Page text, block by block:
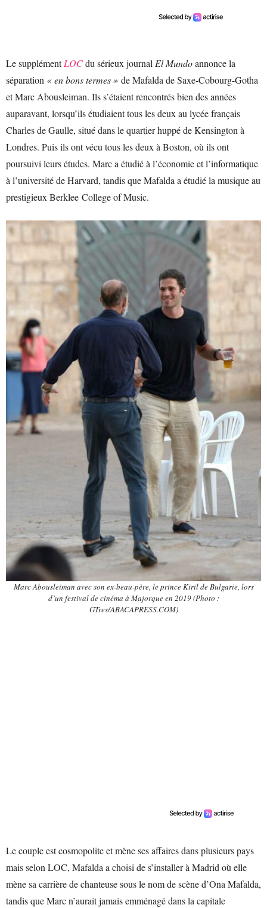
Le supplémentLOCdu sérieux journalEl Mundoannonce la
séparation « en bons termes » de Mafalda de Saxe-Cobourg-Gotha
et Marc Abousleiman. Ils s’étaient rencontrés bien des années
auparavant, lorsqu’ils étudiaient tous les deux au lycée français
Charles de Gaulle, situé dans le quartier huppé de Kensington à
Londres. Puis ils ont vécu tous les deux à Boston, où ils ont
poursuivi leurs études. Marc a étudié à l’économie et l’informatique
à l’université de Harvard, tandis que Mafalda a étudié la musique au
prestigieux Berklee College of Music.
Marc Abousleiman avec son ex-beau-père, le prince Kiril de Bulgarie, lors
d’un festival de cinéma à Majorque en 2019 (Photo :
GTres/ABACAPRESS.COM)
Le couple est cosmopolite et mène ses affaires dans plusieurs pays
mais selon LOC, Mafalda a choisi de s’installer à Madrid où elle
mène sa carrière de chanteuse sous le nom de scène d’Ona Mafalda,
tandis que Marc n’aurait jamais emménagé dans la capitale